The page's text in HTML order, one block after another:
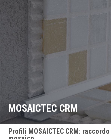
MOSAICTEC CRM
Profili MOSAICTEC CRM: